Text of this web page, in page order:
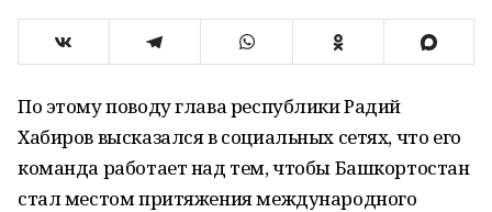
По этому поводу глава республики Радий
Хабиров высказался в социальных сетях, что его
команда работает над тем, чтобы Башкортостан
стал местом притяжения международного